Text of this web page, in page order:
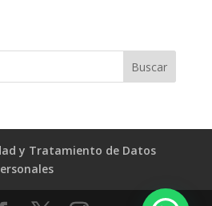
y Tratamiento de Datos